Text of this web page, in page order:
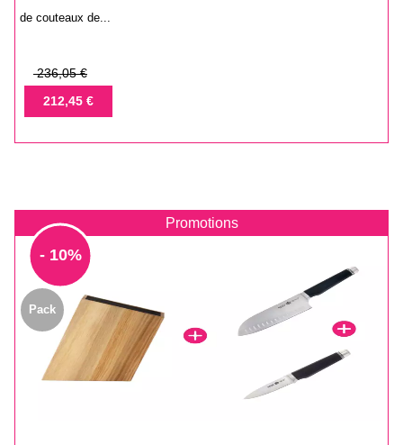
de couteaux de...
Prix
base
236,05 €
Prix212,45 €
Promotions
- 10%
Pack